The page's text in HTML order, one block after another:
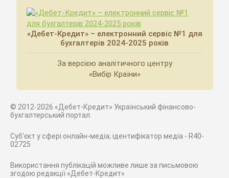
«Дебет-Кредит» – електронний сервіс №1 для
бухгалтерів 2024-2025 років
За версією аналітичного центру
«Вибір Країни»
© 2012-2026 «Дебет-Кредит» Український фінансово-
бухгалтерський портал.
Суб'єкт у сфері онлайн-медіа; ідентифікатор медіа - R40-
02725
Використання публікацій можливе лише за письмовою
згодою редакції «Дебет-Кредит»